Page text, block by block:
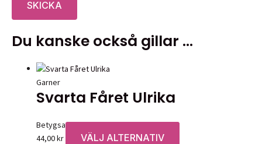
Du kanske också gillar …
Garner
Svarta Fåret Ulrika
Betygsatt0av 5
44,00kr VÄLJ ALTERNATIV